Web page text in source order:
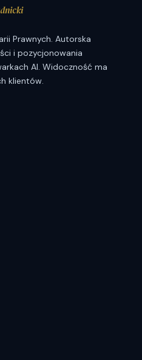
Prawnych. Autorska
i pozycjonowania
AI. Widoczność ma
klientów.